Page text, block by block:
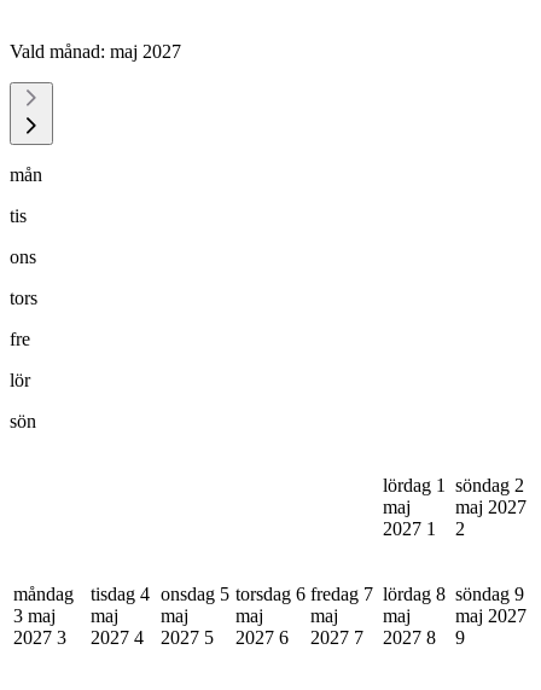
Vald månad: maj 2027
mån
tis
ons
tors
fre
lör
sön
lördag 1
maj
2027 1
söndag 2
maj 2027
2
måndag
3 maj
2027 3
tisdag 4
maj
2027 4
onsdag 5
maj
2027 5
torsdag 6
maj
2027 6
fredag 7
maj
2027 7
lördag 8
maj
2027 8
söndag 9
maj 2027
9